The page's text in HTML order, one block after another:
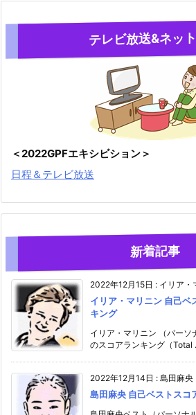
テレビ放送&ネッ
＜2022GPFエキシビション＞
日程＆テレビ放送
新着記事
2022年12月15日 : イリア・
イリア・マリニン 自己ベ
キング
イリア・マリニン （パー
のスコアランキング（Total
2022年12月14日 : 島田麻央
島田麻央 自己ベストスコ